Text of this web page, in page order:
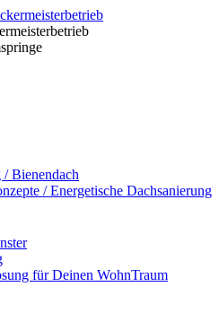
Bienendach
/ Energetische Dachsanierung
für Deinen WohnTraum